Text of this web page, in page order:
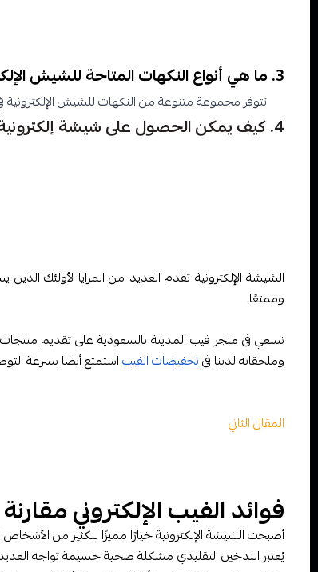
3. ما هي أنواع النكهات المتاحة للشيش الإلكترونية في السعودية؟
تتوفر مجموعة متنوعة من النكهات للشيش الإلكترونية
4. كيف يمكن الحصول على شيشة إلكترونية في المملكة العربية السعودية؟
الشيشة الإلكترونية تقدم العديد من المزايا لأولئك
وممتعًا.
نسعي فى متجر فيب المدينة بالسعودية على تقديم
وملحقاته لدينا فىتخفيضات الفيباستمتع أيضا بسرعة
المقال الثاني
فوائد الفيب الإلكتروني
أصبحت الشيشة الإلكترونية خيارًا مميزًا للكثير من
يُعتبر التدخين التقليدي مشكلة صحية جسيمة تواجه